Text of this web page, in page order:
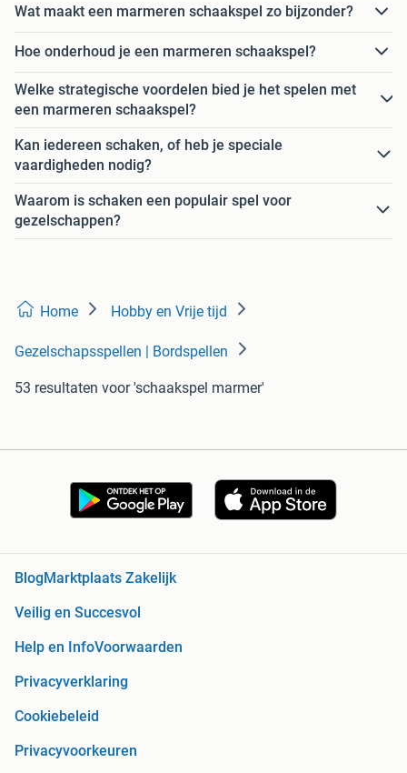
Wat maakt een marmeren schaakspel zo bijzonder?
Hoe onderhoud je een marmeren schaakspel?
Welke strategische voordelen bied je het spelen met
een marmeren schaakspel?
Kan iedereen schaken, of heb je speciale
vaardigheden nodig?
Waarom is schaken een populair spel voor
gezelschappen?
Home Hobby en Vrije tijd
Gezelschapsspellen | Bordspellen
53 resultaten voor 'schaakspel marmer'
BlogMarktplaats Zakelijk
Veilig en Succesvol
Help en InfoVoorwaarden
Privacyverklaring
Cookiebeleid
Privacyvoorkeuren